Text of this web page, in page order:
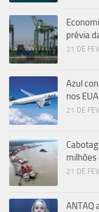
prévia
21 DE
Azul
nos EUA
21 DE
milhões
21 DE
ANTAQ